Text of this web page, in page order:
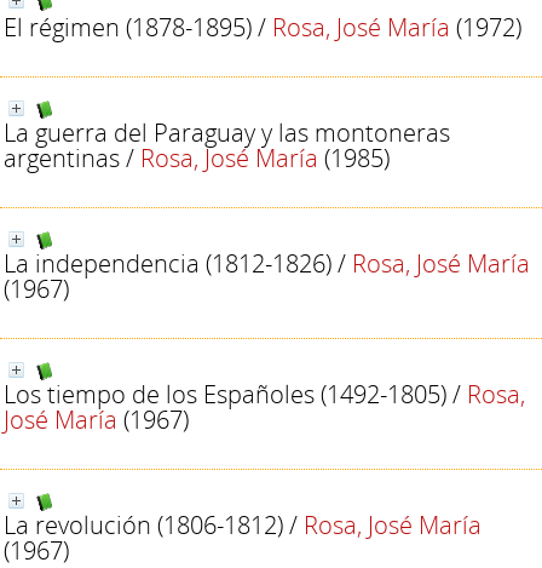
El régimen (1878-1895)/ Rosa, José María (1972)
La guerra del Paraguay y las montoneras
argentinas/ Rosa, José María (1985)
La independencia (1812-1826)/ Rosa, José María
(1967)
Los tiempo de los Españoles (1492-1805)/ Rosa,
José María (1967)
La revolución (1806-1812)/ Rosa, José María
(1967)